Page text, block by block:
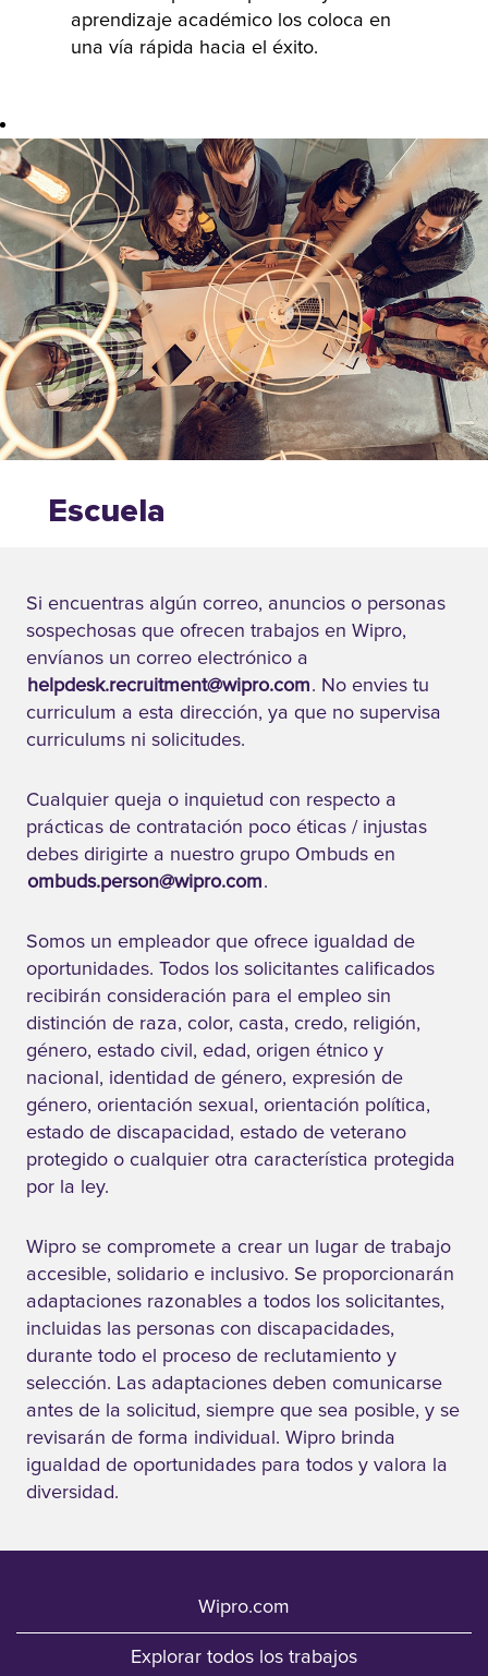
educación
superior
los equipa con
las habilidades
y la experiencia
necesarias
para liderar sus
carreras.
aprendizaje académico los coloca en
una vía rápida hacia el éxito.
Escuela
de
Infraestructuras
(SIM)
En línea con
innovadora,
Wipro lanzó el
programa
pionero School
Infrastructure
Management
modelo de
educación
superior único.
Este programa
ofrece a los
titulares de
oportunidad de
obtener un
B.Tech en
Sistemas de
Información de
una
Universidad
como "Instituto
trabajan a
Si encuentras algún correo, anuncios o personas
sospechosas que ofrecen trabajos en Wipro,
envíanos un correo electrónico a
helpdesk.recruitment@wipro.com. No envies tu
curriculum a esta dirección, ya que no supervisa
curriculums ni solicitudes.
Cualquier queja o inquietud con respecto a
prácticas de contratación poco éticas / injustas
debes dirigirte a nuestro grupo Ombuds en
ombuds.person@wipro.com.
Somos un empleador que ofrece igualdad de
oportunidades. Todos los solicitantes calificados
recibirán consideración para el empleo sin
distinción de raza, color, casta, credo, religión,
género, estado civil, edad, origen étnico y
nacional, identidad de género, expresión de
género, orientación sexual, orientación política,
estado de discapacidad, estado de veterano
protegido o cualquier otra característica protegida
por la ley.
Wipro se compromete a crear un lugar de trabajo
accesible, solidario e inclusivo. Se proporcionarán
adaptaciones razonables a todos los solicitantes,
incluidas las personas con discapacidades,
durante todo el proceso de reclutamiento y
selección. Las adaptaciones deben comunicarse
antes de la solicitud, siempre que sea posible, y se
revisarán de forma individual. Wipro brinda
igualdad de oportunidades para todos y valora la
diversidad.
Wipro.com
Explorar todos los trabajos